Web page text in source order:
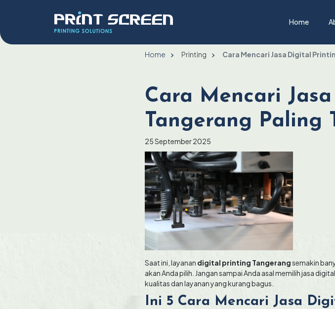
Home
Home Printing Cara Mencari Jasa Digital
Cara Mencari
Tangerang Paling
25 September 2025
Saat ini, layanan digital printing Tangerangsemakin
akan Anda pilih. Jangan sampai Anda asal memilih jasa
kualitas dan layanan yang kurang bagus.
Ini 5 Cara Mencari Jasa